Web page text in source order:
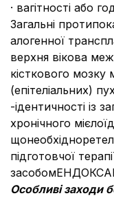
· вагітності або
Загальні
алогенної
верхня вікова
кісткового мозку
(епітеліальних)
-ідентичності із
хронічного
підготовчої
Особливі заходи